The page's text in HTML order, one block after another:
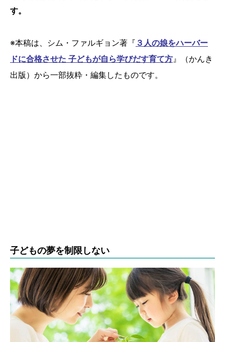
す。
※本稿は、シム・ファルギョン著『 ３人の娘をハーバー
ドに合格させた 子どもが自ら学びだす育て方 』（かんき
出版）から一部抜粋・編集したものです。
子どもの夢を制限しない